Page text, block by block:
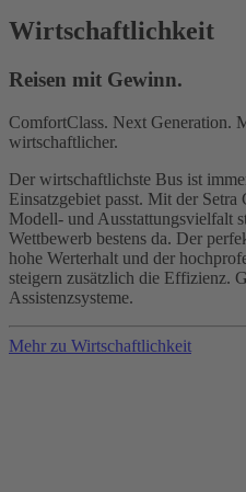
Wirtschaftlichkeit
Reisen mit Gewinn.
ComfortClass. Next Generation.
wirtschaftlicher.
Der wirtschaftlichste Bus ist
Einsatzgebiet passt. Mit der
Modell- und Ausstattungsvielfalt
Wettbewerb bestens da. Der
hohe Werterhalt und der
steigern zusätzlich die Effizienz.
Assistenzsysteme.
Mehr zu Wirtschaftlichkeit